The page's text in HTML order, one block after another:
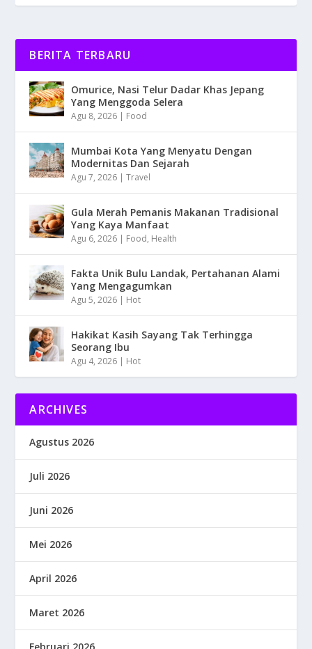
BERITA TERBARU
Omurice, Nasi Telur Dadar Khas Jepang
Yang Menggoda Selera
Agu 8, 2026 | Food
Mumbai Kota Yang Menyatu Dengan
Modernitas Dan Sejarah
Agu 7, 2026 |Travel
Gula Merah Pemanis Makanan Tradisional
Yang Kaya Manfaat
Agu 6, 2026 | Food, Health
Fakta Unik Bulu Landak, Pertahanan Alami
Yang Mengagumkan
Agu 5, 2026 | Hot
Hakikat Kasih Sayang Tak Terhingga
Seorang Ibu
Agu 4, 2026 | Hot
ARCHIVES
Agustus 2026
Juli 2026
Juni 2026
Mei 2026
April 2026
Maret 2026